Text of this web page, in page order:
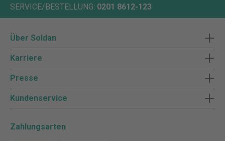
SERVICE/BESTELLUNG: 0201 8612-123
Über Soldan
Karriere
Presse
Kundenservice
Zahlungsarten